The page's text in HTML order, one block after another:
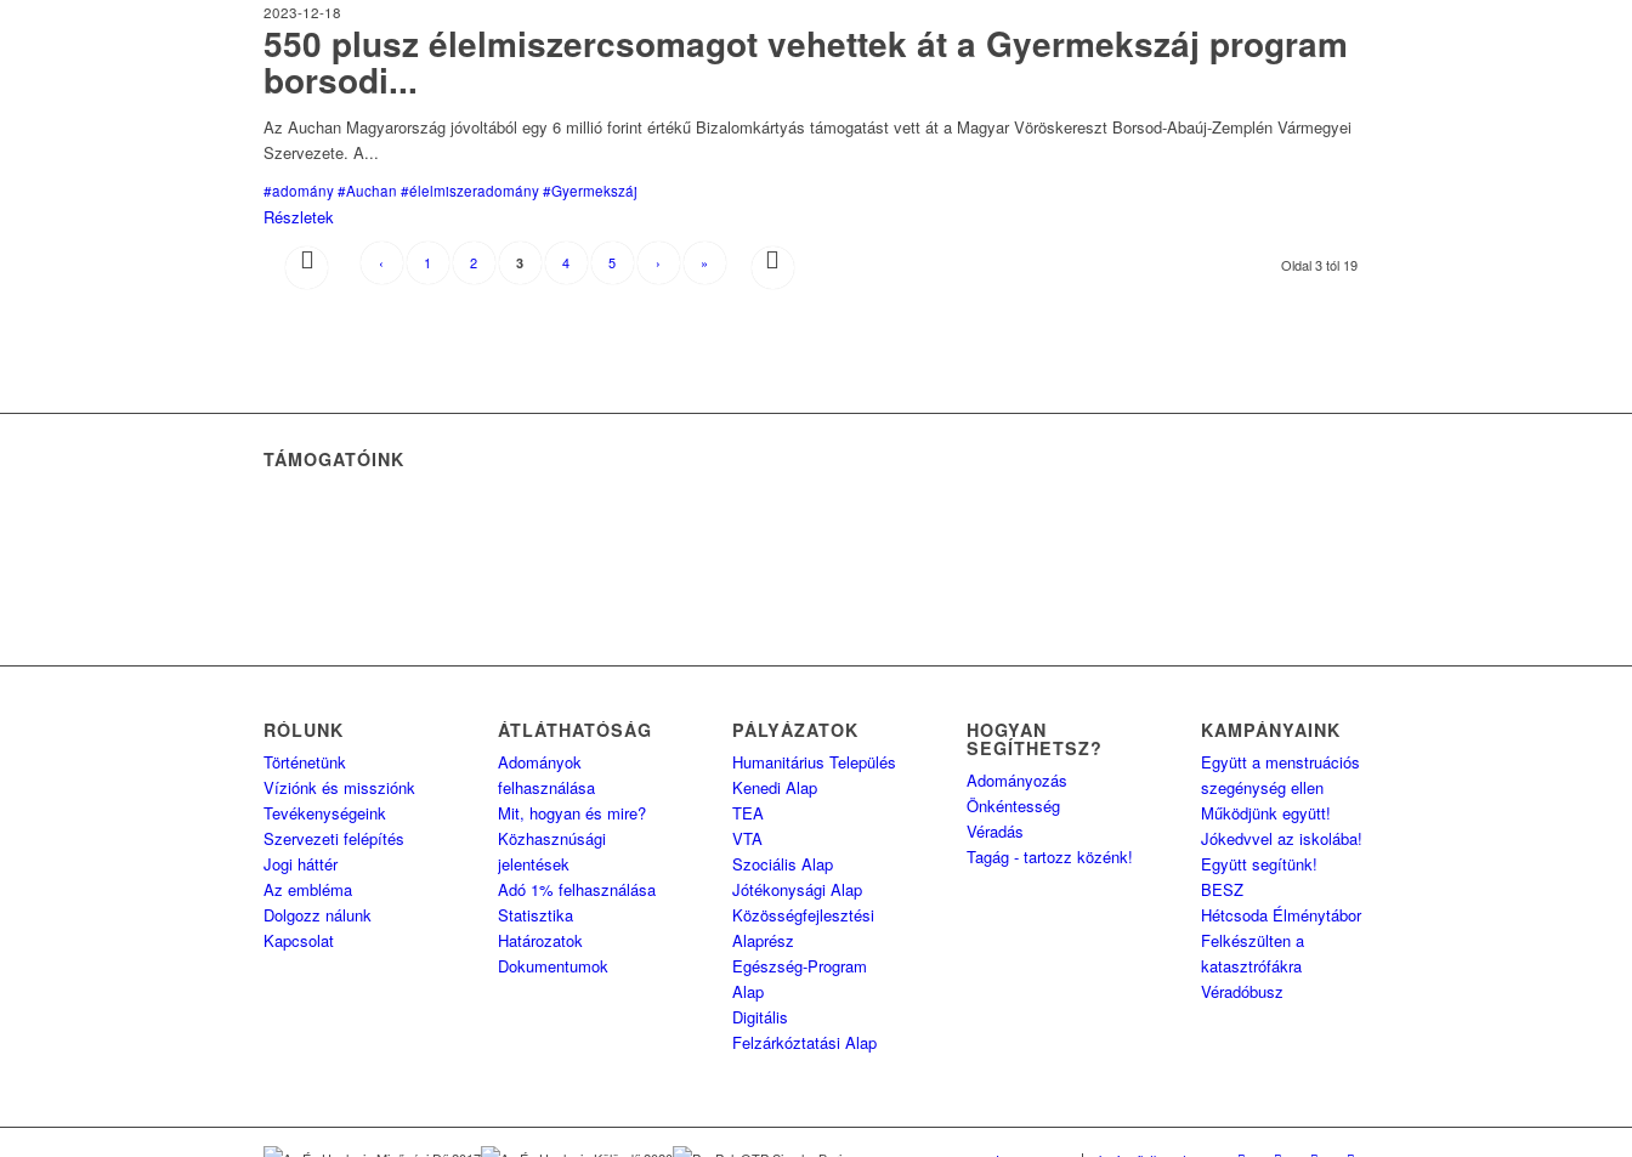
2023-12-18
550 plusz élelmiszercsomagot vehettek át a Gyermekszáj program
borsodi...
Az Auchan Magyarország jóvoltából egy 6 millió forint értékű Bizalomkártyás támogatást vett át a Magyar Vöröskereszt Borsod-Abaúj-Zemplén Vármegyei
Szervezete. A...
#adomány#Auchan #élelmiszeradomány#Gyermekszáj
Részletek
Oldal 3 tól 19
‹ 1 2 3 4 5 › »
TÁMOGATÓINK
RÓLUNK
Történetünk
Víziónk és missziónk
Tevékenységeink
Szervezeti felépítés
Jogi háttér
Az embléma
Dolgozz nálunk
Kapcsolat
ÁTLÁTHATÓSÁG
Adományok
felhasználása
Mit, hogyan és mire?
Közhasznúsági
jelentések
Adó 1% felhasználása
Statisztika
Határozatok
Dokumentumok
PÁLYÁZATOK
Humanitárius Település
Kenedi Alap
TEA
VTA
Szociális Alap
Jótékonysági Alap
Közösségfejlesztési
Alaprész
Egészség-Program
Alap
Digitális
Felzárkóztatási Alap
HOGYAN
SEGÍTHETSZ?
Adományozás
Önkéntesség
Véradás
Tagág - tartozz közénk!
KAMPÁNYAINK
Együtt a menstruációs
szegénység ellen
Működjünk együtt!
Jókedvvel az iskolába!
Együtt segítünk!
BESZ
Hétcsoda Élménytábor
Felkészülten a
katasztrófákra
Véradóbusz